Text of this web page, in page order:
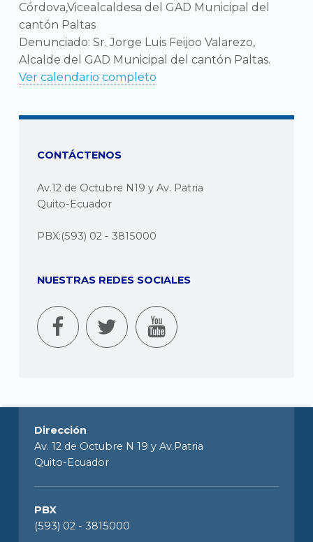
Córdova,Vicealcaldesa del GAD Municipal del
cantón Paltas
Denunciado: Sr. Jorge Luis Feijoo Valarezo,
Alcalde del GAD Municipal del cantón Paltas.
Ver calendario completo
CONTÁCTENOS
Av.12 de Octubre N19 y Av. Patria
Quito-Ecuador
PBX:(593) 02 - 3815000
NUESTRAS REDES SOCIALES
Dirección
Av. 12 de Octubre N 19 y Av.Patria
Quito-Ecuador
PBX
(593) 02 - 3815000